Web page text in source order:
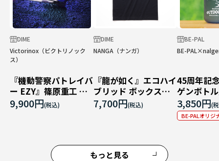
DIME
Victorinox（ビクトリノック
ス）
『機動警察パトレイバ
ー EZY』篠原重工 フ
ィールドマスター
9,900円
DIME
NANGA（ナンガ）
『龍が如く』エコハイ
ブリッド ボックスロ
ゴ エンブロイダリーT
シャツ
7,700円
BE-PAL
BE-
45周年記
ゲンボト
3,850円
BE-PALオリジ
もっと見る